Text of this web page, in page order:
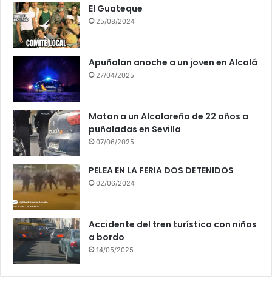
El Guateque
25/08/2024
Apuñalan anoche a un joven en Alcalá
27/04/2025
Matan a un Alcalareño de 22 años a
puñaladas en Sevilla
07/06/2025
PELEA EN LA FERIA DOS DETENIDOS
02/06/2024
Accidente del tren turístico con niños
a bordo
14/05/2025